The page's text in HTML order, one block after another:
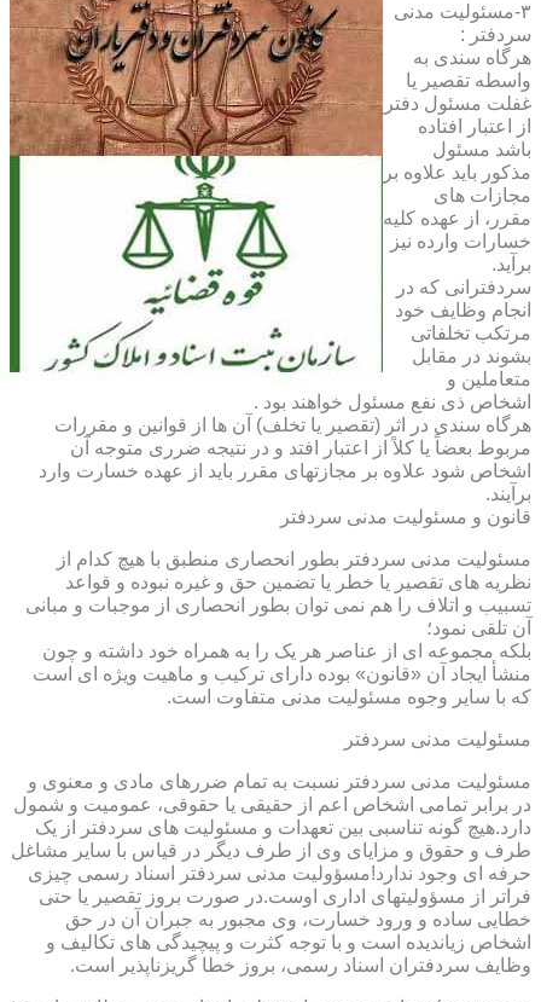
۳-مسئولیت مدنی
سردفتر :
هرگاه سندی به
واسطه تقصیر یا
غفلت مسئول دفتر
از اعتبار افتاده
باشد مسئول
مذکور باید علاوه بر
مجازات های
مقرر، از عهده کلیه
خسارات وارده نیز
برآید.
سردفترانی که در
انجام وظایف خود
مرتکب تخلفاتی
بشوند در مقابل
متعاملین و
اشخاص ذی نفع مسئول خواهند بود .
هرگاه سندی در اثر (تقصیر یا تخلف) آن ها از قوانین و مقررات
مربوط بعضاً یا کلاً از اعتبار افتد و در نتیجه ضرری متوجه آن
اشخاص شود علاوه بر مجازتهای مقرر باید از عهده خسارت وارد
برآیند.
قانون و مسئولیت مدنی سردفتر
مسئولیت مدنی سردفتر بطور انحصاری منطبق با هیچ کدام از
نظریه های تقصیر یا خطر یا تضمین حق و غیره نبوده و قواعد
تسبیب و اتلاف را هم نمی توان بطور انحصاری از موجبات و مبانی
آن تلقی نمود؛
بلکه مجموعه ای از عناصر هر یک را به همراه خود داشته و چون
منشأ ایجاد آن «قانون» بوده دارای ترکیب و ماهیت ویژه ای است
که با سایر وجوه مسئولیت مدنی متفاوت است.
مسئولیت مدنی سردفتر
مسئولیت مدنی سردفتر نسبت به تمام ضررهای مادی و معنوی و
در برابر تمامی اشخاص اعم از حقیقی یا حقوقی، عمومیت و شمول
دارد.هیچ گونه تناسبی بین تعهدات و مسئولیت های سردفتر از یک
طرف و حقوق و مزایای وی از طرف دیگر در قیاس با سایر مشاغل
حرفه ای وجود ندارد!مسؤولیت مدنی سردفتر اسناد رسمی چیزی
فراتر از مسؤولیتهای اداری اوست.در صورت بروز تقصیر یا حتی
خطایی ساده و ورود خسارت، وی مجبور به جبران آن در حق
اشخاص زیاندیده است و با توجه کثرت و پیچیدگی های تکالیف و
وظایف سردفتران اسناد رسمی، بروز خطا گریزناپذیر است.